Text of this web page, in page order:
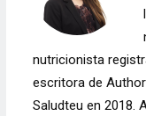
nutricionista
escritora de
Saludteu en 2018.